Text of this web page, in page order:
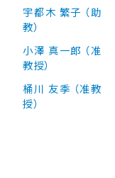
宇都木 繁子 （助
教）
小澤 真一郎 （准
教授）
桶川 友季 （准教
授）